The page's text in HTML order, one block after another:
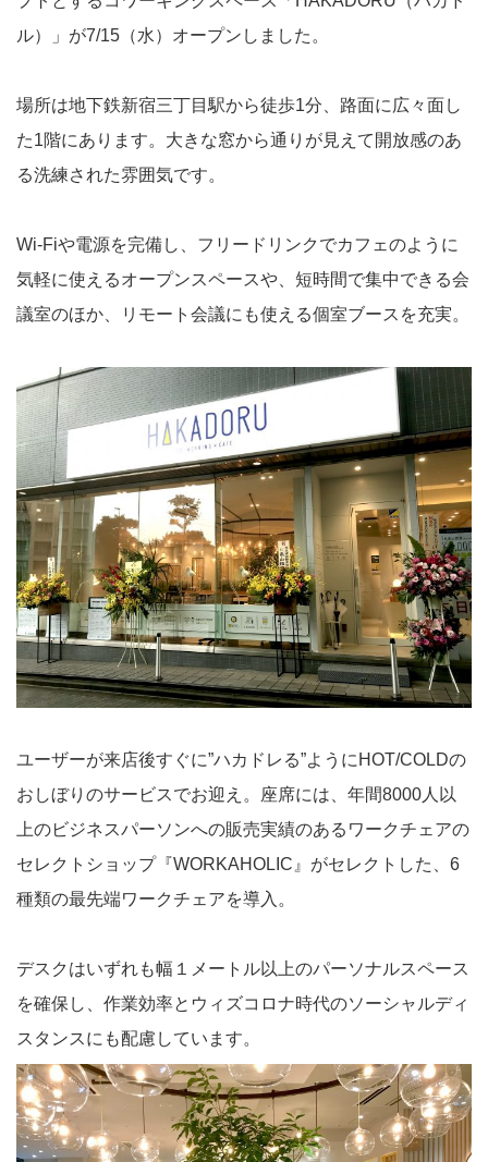
ル）」が7/15（水）オープンしました。
場所は地下鉄新宿三丁目駅から徒歩1分、路面に広々面し
た1階にあります。大きな窓から通りが見えて開放感のあ
る洗練された雰囲気です。
Wi-Fiや電源を完備し、フリードリンクでカフェのように
気軽に使えるオープンスペースや、短時間で集中できる会
議室のほか、リモート会議にも使える個室ブースを充実。
ユーザーが来店後すぐに”ハカドレる”ようにHOT/COLDの
おしぼりのサービスでお迎え。座席には、年間8000人以
上のビジネスパーソンへの販売実績のあるワークチェアの
セレクトショップ『WORKAHOLIC』がセレクトした、6
種類の最先端ワークチェアを導入。
デスクはいずれも幅１メートル以上のパーソナルスペース
を確保し、作業効率とウィズコロナ時代のソーシャルディ
スタンスにも配慮しています。